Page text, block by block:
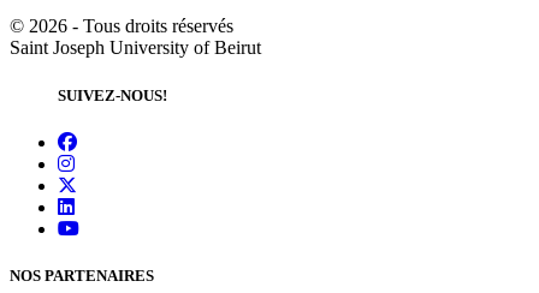
© 2026 - Tous droits réservés
Saint Joseph University of Beirut
SUIVEZ-NOUS!
NOS PARTENAIRES